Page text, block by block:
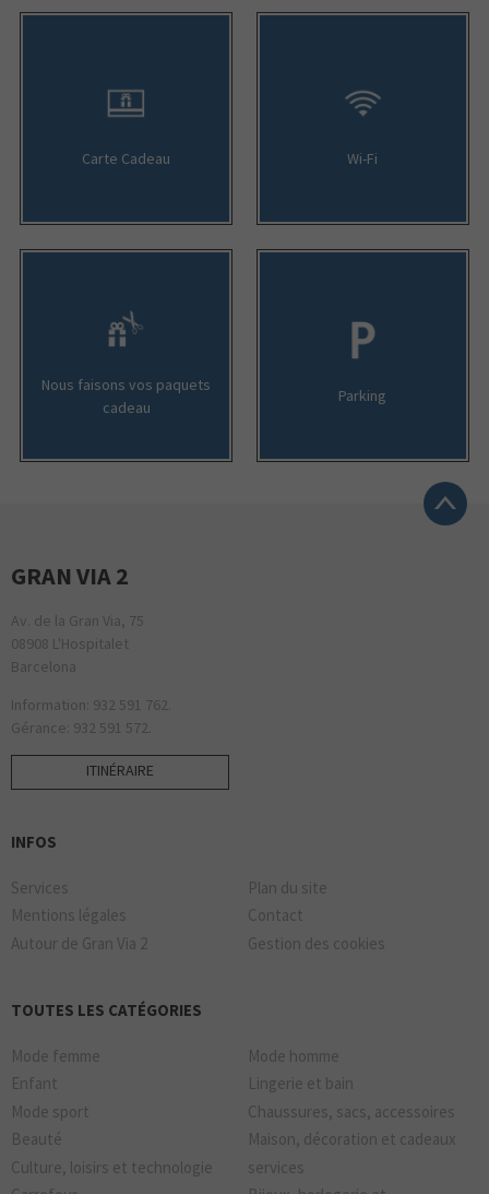
Carte Cadeau Wi-Fi
Nous faisons vos paquets
cadeau
Parking
GRAN VIA 2
Av. de la Gran Via, 75
08908 L'Hospitalet
Barcelona
Information: 932 591 762.
Gérance: 932 591 572.
ITINÉRAIRE
INFOS
Services
Plan du site
Mentions légales
Contact
Autour de Gran Via 2
Gestion des cookies
TOUTES LES CATÉGORIES
Mode femme
Mode homme
Enfant
Lingerie et bain
Mode sport
Chaussures, sacs, accessoires
Beauté
Maison, décoration et cadeaux
Culture, loisirs et technologie
services